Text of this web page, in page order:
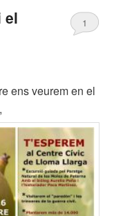
el
1
ens veurem en el